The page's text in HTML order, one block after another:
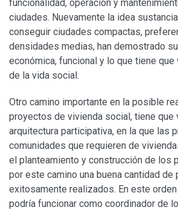
funcionalidad, operación y
ciudades. Nuevamente la idea
conseguir ciudades compactas,
densidades medias, han demostrado
económica, funcional y lo que tiene que
de la vida social.
Otro camino importante en la posible
proyectos de vivienda social, tiene que
arquitectura participativa, en la que las
comunidades que requieren de
el planteamiento y construcción de los
por este camino una buena cantidad de
exitosamente realizados. En este
podría funcionar como coordinador de